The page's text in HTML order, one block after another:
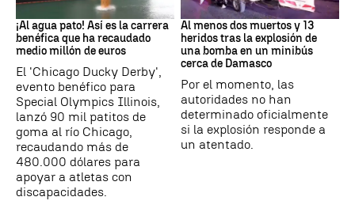
EEUU
¡Al agua pato! Así es la carrera
benéfica que ha recaudado
medio millón de euros
El 'Chicago Ducky Derby',
evento benéfico para
Special Olympics Illinois,
lanzó 90 mil patitos de
goma al río Chicago,
recaudando más de
480.000 dólares para
apoyar a atletas con
discapacidades.
SIRIA
Al menos dos muertos y 13
heridos tras la explosión de
una bomba en un minibús
cerca de Damasco
Por el momento, las
autoridades no han
determinado oficialmente
si la explosión responde a
un atentado.